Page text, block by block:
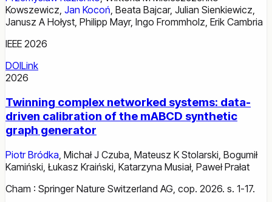
Kowszewicz, Jan Kocoń, Beata Bajcar, Julian Sienkiewicz,
Janusz A Hołyst, Philipp Mayr, Ingo Frommholz, Erik Cambria
IEEE 2026
DOILink
2026
Twinning complex networked systems: data-
driven calibration of the mABCD synthetic
graph generator
Piotr Bródka Michał J Czuba Mateusz K Stolarski Bogumił
Kamiński Łukasz Kraiński Katarzyna Musiał, Paweł Prałat
Cham : Springer Nature Switzerland AG, cop. 2026. s. 1-17.